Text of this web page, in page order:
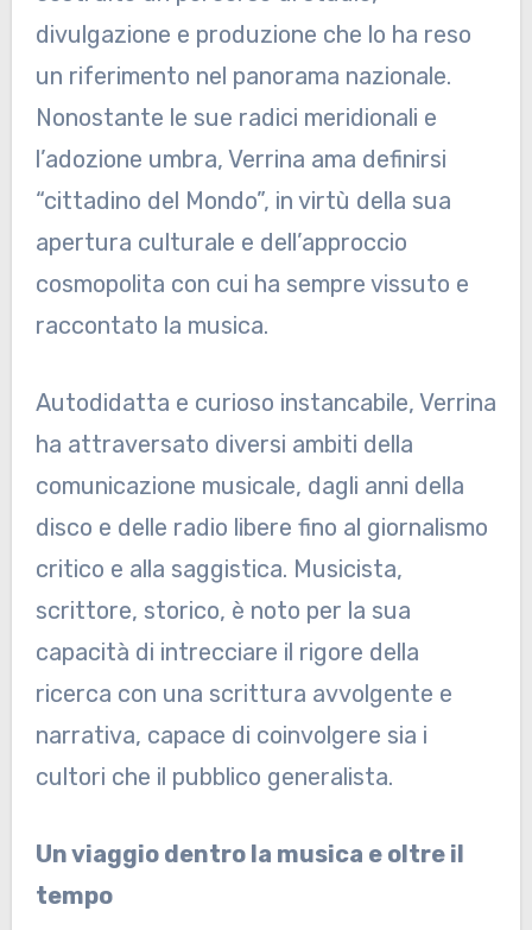
divulgazione e produzione che lo ha reso
un riferimento nel panorama nazionale.
Nonostante le sue radici meridionali e
l’adozione umbra, Verrina ama definirsi
“cittadino del Mondo”, in virtù della sua
apertura culturale e dell’approccio
cosmopolita con cui ha sempre vissuto e
raccontato la musica.
Autodidatta e curioso instancabile, Verrina
ha attraversato diversi ambiti della
comunicazione musicale, dagli anni della
disco e delle radio libere fino al giornalismo
critico e alla saggistica. Musicista,
scrittore, storico, è noto per la sua
capacità di intrecciare il rigore della
ricerca con una scrittura avvolgente e
narrativa, capace di coinvolgere sia i
cultori che il pubblico generalista.
Un viaggio dentro la musica e oltre il
tempo